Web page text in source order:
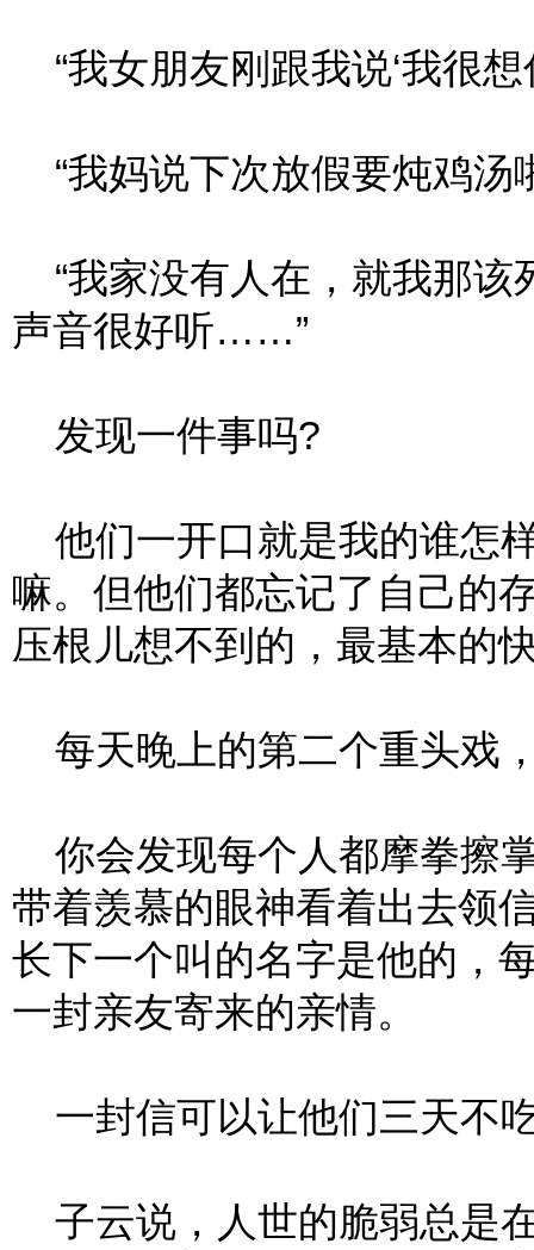
“我女朋友刚跟我说‘我很
“我妈说下次放假要炖鸡汤
“我家没有人在，就我那该
声音很好听……”
发现一件事吗?
他们一开口就是我的谁怎
嘛。但他们都忘记了自己的
压根儿想不到的，最基本的
每天晚上的第二个重头戏
你会发现每个人都摩拳擦
带着羡慕的眼神看着出去领
长下一个叫的名字是他的，
一封亲友寄来的亲情。
一封信可以让他们三天不
子云说，人世的脆弱总是